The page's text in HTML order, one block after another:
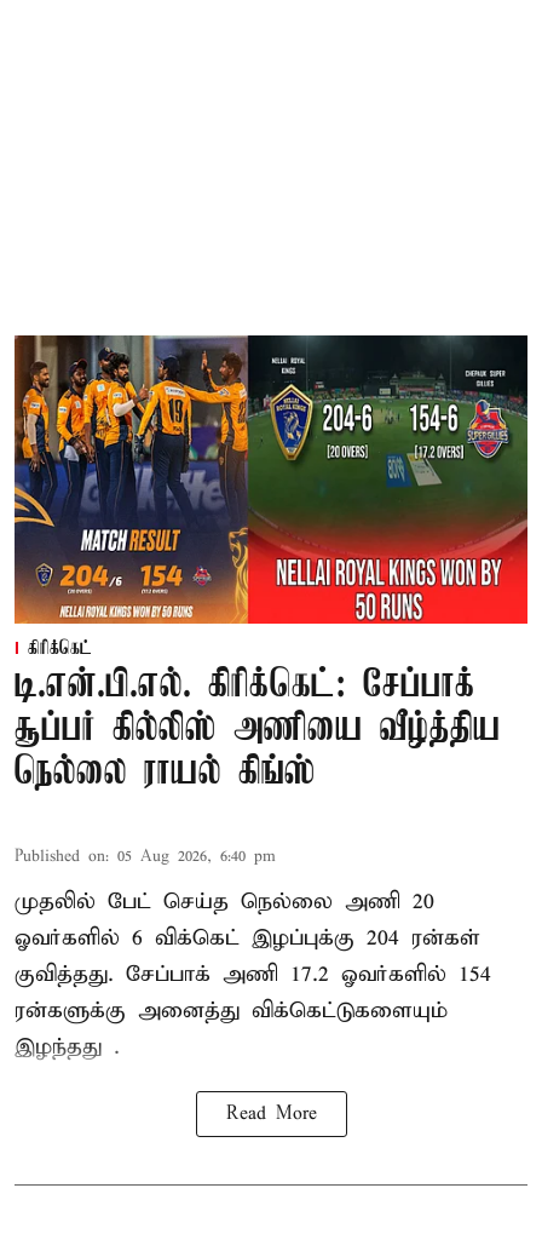
கிரிக்கெட்
டி.என்.பி.எல். கிரிக்கெட்: சேப்பாக்
சூப்பர் கில்லிஸ் அணியை வீழ்த்திய
நெல்லை ராயல் கிங்ஸ்
Published on: 05 Aug 2026, 6:40 pm
முதலில் பேட் செய்த நெல்லை அணி 20
ஓவர்களில் 6 விக்கெட் இழப்புக்கு 204 ரன்கள்
குவித்தது. சேப்பாக் அணி 17.2 ஓவர்களில் 154
ரன்களுக்கு அனைத்து விக்கெட்டுகளையும்
இழந்தது .
Read More